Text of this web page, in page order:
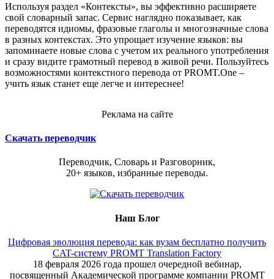
Используя раздел «Контексты», вы эффективно расширяете
свой словарный запас. Сервис наглядно показывает, как
переводятся идиомы, фразовые глаголы и многозначные слова
в разных контекстах. Это упрощает изучение языков: вы
запоминаете новые слова с учетом их реального употребления
и сразу видите грамотный перевод в живой речи. Пользуйтесь
возможностями контекстного перевода от PROMT.One –
учить язык станет еще легче и интереснее!
Реклама на сайте
Скачать переводчик
Переводчик, Словарь и Разговорник,
20+ языков, избранные переводы.
Наш Блог
Цифровая эволюция перевода: как вузам бесплатно получить
CAT-систему PROMT Translation Factory
18 февраля 2026 года прошел очередной вебинар,
посвященный Академической программе компании PROMT